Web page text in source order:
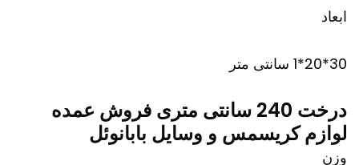
ابعاد
30*20*1 سانتی متر
درخت 240 سانتی متری فروش عمده
لوازم کریسمس و وسایل بابانوئل
وزن